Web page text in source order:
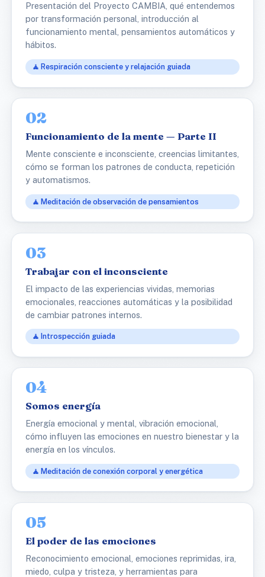
Presentación del Proyecto CAMBIA, qué entendemos
por transformación personal, introducción al
funcionamiento mental, pensamientos automáticos y
hábitos.
🧘 Respiración consciente y relajación guiada
02
Funcionamiento de la mente — Parte II
Mente consciente e inconsciente, creencias limitantes,
cómo se forman los patrones de conducta, repetición
y automatismos.
🧘 Meditación de observación de pensamientos
03
Trabajar con el inconsciente
El impacto de las experiencias vividas, memorias
emocionales, reacciones automáticas y la posibilidad
de cambiar patrones internos.
🧘 Introspección guiada
04
Somos energía
Energía emocional y mental, vibración emocional,
cómo influyen las emociones en nuestro bienestar y la
energía en los vínculos.
🧘 Meditación de conexión corporal y energética
05
El poder de las emociones
Reconocimiento emocional, emociones reprimidas, ira,
miedo, culpa y tristeza, y herramientas para